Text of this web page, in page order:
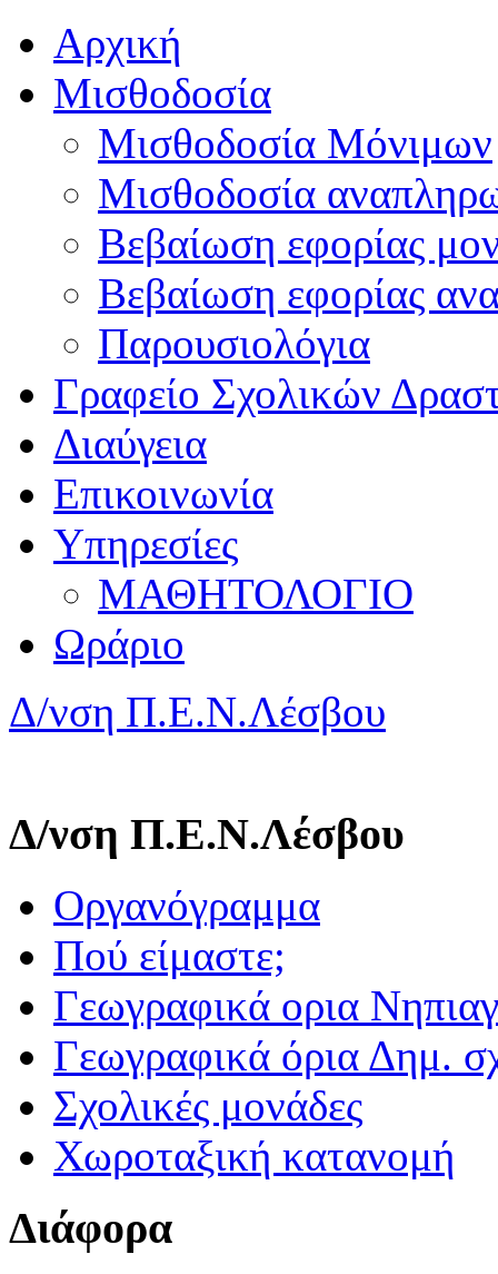
Αρχική
Μισθοδοσία
Μισθοδοσία Μόνιμων
Μισθοδοσία
Βεβαίωση εφορίας
Βεβαίωση εφορίας
Παρουσιολόγια
Γραφείο Σχολικών
Διαύγεια
Επικοινωνία
Υπηρεσίες
ΜΑΘΗΤΟΛΟΓΙΟ
Ωράριο
Δ/νση Π.Ε.Ν.Λέσβου
Δ/νση Π.Ε.Ν.Λέσβου
Οργανόγραμμα
Πού είμαστε;
Γεωγραφικά ορια
Γεωγραφικά όρια Δημ.
Σχολικές μονάδες
Χωροταξική κατανομή
Διάφορα